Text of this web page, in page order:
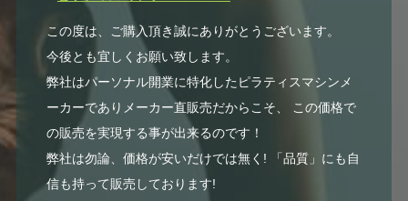
この度は、ご購入頂き誠にありがとうございます。
今後とも宜しくお願い致します。
弊社はパーソナル開業に特化したピラティスマシンメ
ーカーでありメーカー直販売だからこそ、 この価格で
の販売を実現する事が出来るのです！
弊社は勿論、価格が安いだけでは無く! 「品質」にも自
信も持って販売しております!